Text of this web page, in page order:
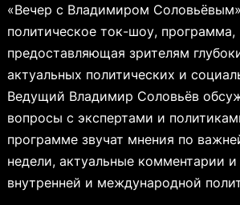
«Вечер с Владимиром
политическое ток-шоу, программа,
предоставляющая зрителям
актуальных политических и
Ведущий Владимир Соловьёв
вопросы с экспертами и
программе звучат мнения по
недели, актуальные комментарии
внутренней и международной